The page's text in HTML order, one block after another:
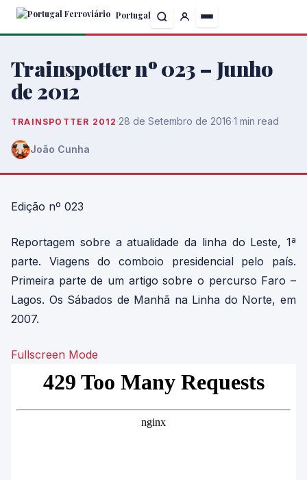
Skip
content
Portugal
Trainspotter nº 023 – Junho
de 2012
TRAINSPOTTER 2012 ·28 de Setembro de 2016·1 min read
João Cunha
Edição nº 023
Reportagem sobre a atualidade da linha do Leste, 1ª
parte. Viagens do comboio presidencial pelo país.
Primeira parte de um artigo sobre o percurso Faro –
Lagos. Os Sábados de Manhã na Linha do Norte, em
2007.
Fullscreen Mode